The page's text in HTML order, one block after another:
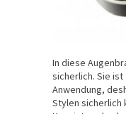
In diese
sicherlich. Sie
Anwendung,
Stylen sicherlich